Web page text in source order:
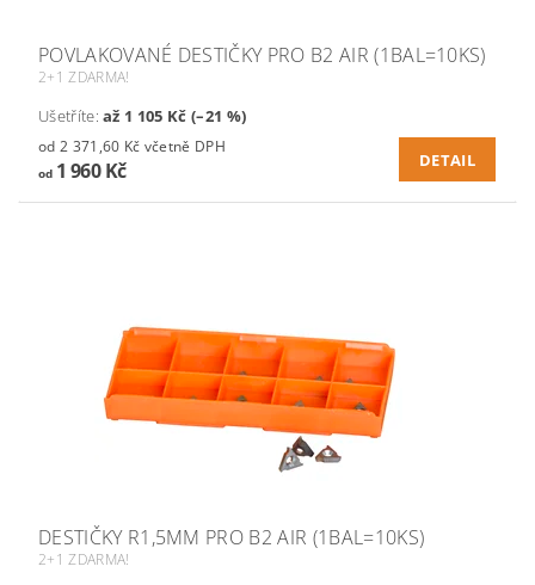
POVLAKOVANÉ DESTIČKY PRO B2 AIR (1BAL=10KS)
2+1 ZDARMA!
Ušetříte:až 1 105 Kč (–21 %)
od 2 371,60 Kč včetně DPH
od1 960 Kč DETAIL
DESTIČKY R1,5MM PRO B2 AIR (1BAL=10KS)
2+1 ZDARMA!